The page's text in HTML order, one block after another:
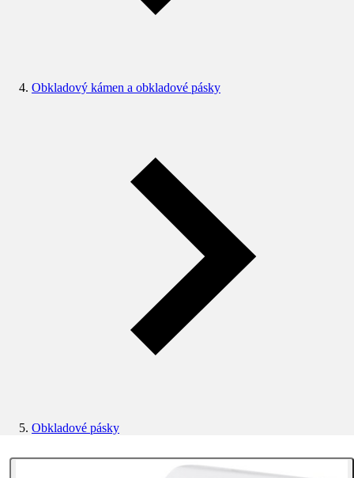
Obkladový kámen a obkladové pásky
Obkladové pásky